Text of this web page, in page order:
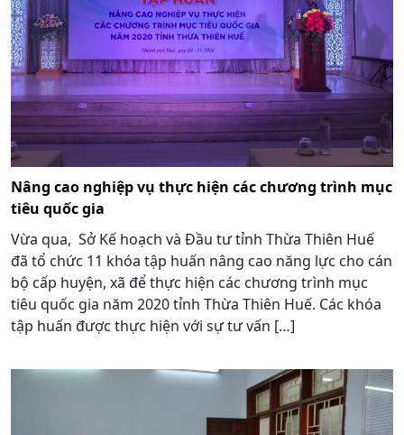
Nâng cao nghiệp vụ thực hiện các chương trình mục
tiêu quốc gia
Vừa qua, Sở Kế hoạch và Đầu tư tỉnh Thừa Thiên Huế
đã tổ chức 11 khóa tập huấn nâng cao năng lực cho cán
bộ cấp huyện, xã để thực hiện các chương trình mục
tiêu quốc gia năm 2020 tỉnh Thừa Thiên Huế. Các khóa
tập huấn được thực hiện với sự tư vấn […]